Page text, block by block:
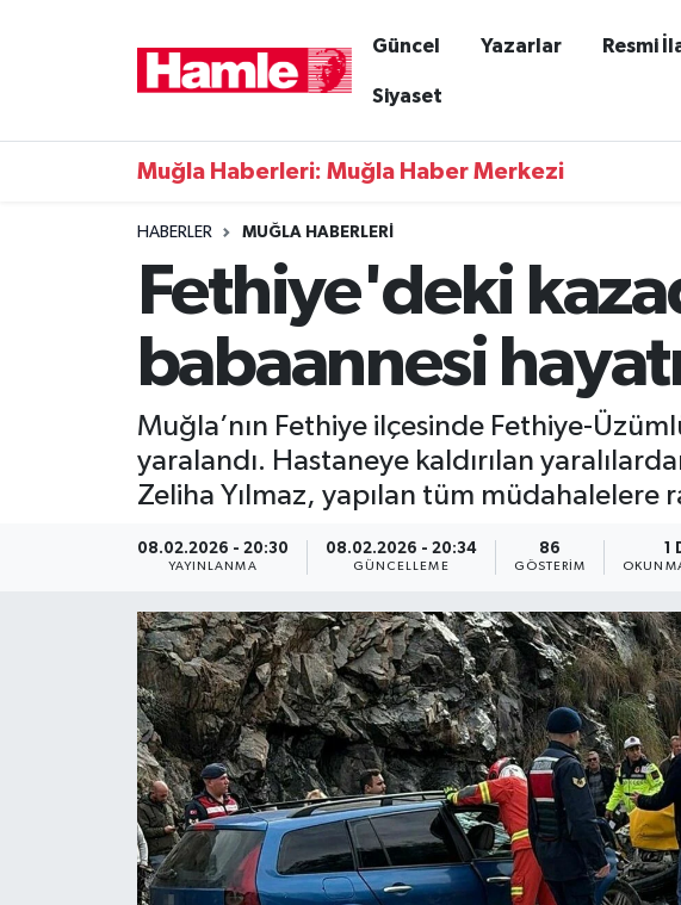
Güncel Yazarlar Resmi
Siyaset
Muğla Haberleri: Muğla Haber Merkezi
HABERLER MUĞLA HABERLERI
Fethiye'deki
babaannesi
Muğla’nın Fethiye ilçesinde Fethiye-
yaralandı. Hastaneye kaldırılan
Zeliha Yılmaz, yapılan tüm müdahalelere
08.02.2026 - 20:30
YAYINLANMA
08.02.2026 - 20:34
GÜNCELLEME
86
GÖSTERIM
1
Muğla Haber
Muğla Nöbetçi Eczaneler
Muğla Trafik Yoğunluk Haritası
Süper Lig Puan Durumu ve Fikstür
Son Dakika Haberleri